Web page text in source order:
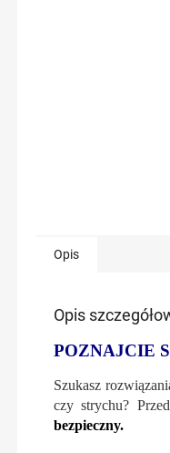
Opis
Opis
POZNAJCIE
Szukasz
czy strychu?
bezpieczny.